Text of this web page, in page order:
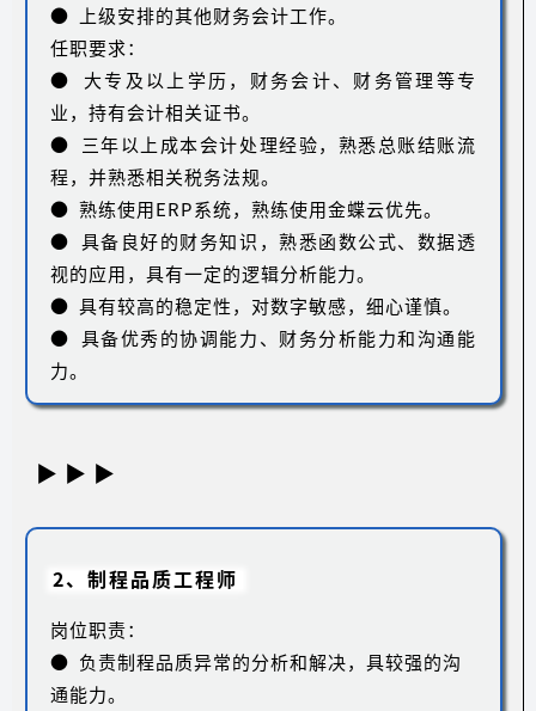
● 上级安排的其他财务会计工作。
任职要求：
● 大专及以上学历，财务会计、财务管理等专
业，持有会计相关证书。
● 三年以上成本会计处理经验，熟悉总账结账流
程，并熟悉相关税务法规。
● 熟练使用ERP系统，熟练使用金蝶云优先。
● 具备良好的财务知识，熟悉函数公式、数据透
视的应用，具有一定的逻辑分析能力。
● 具有较高的稳定性，对数字敏感，细心谨慎。
● 具备优秀的协调能力、财务分析能力和沟通能
力。
▶ ▶ ▶
2、制程品质工程师
岗位职责：
● 负责制程品质异常的分析和解决，具较强的沟
通能力。